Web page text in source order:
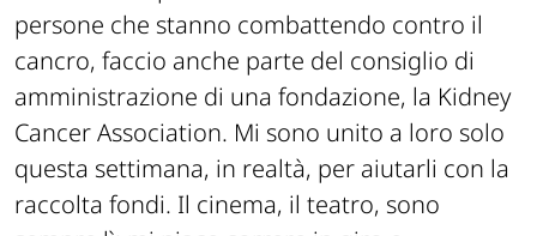
persone che stanno combattendo contro il
cancro, faccio anche parte del consiglio di
amministrazione di una fondazione, la Kidney
Cancer Association. Mi sono unito a loro solo
questa settimana, in realtà, per aiutarli con la
raccolta fondi. Il cinema, il teatro, sono